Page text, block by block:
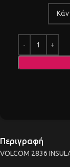
Περιγραφή
VOLCOM 2836